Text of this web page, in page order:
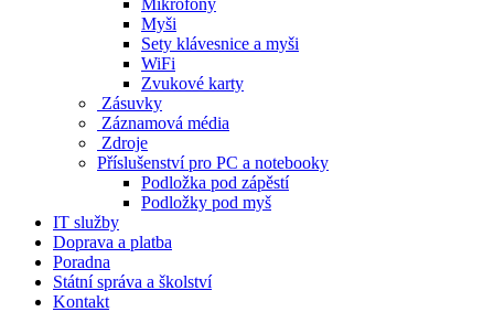
Mikrofony
Myši
Sety klávesnice a myši
WiFi
Zvukové karty
Zásuvky
Záznamová média
Zdroje
Příslušenství pro PC a notebooky
Podložka pod zápěstí
Podložky pod myš
IT služby
Doprava a platba
Poradna
Státní správa a školství
Kontakt